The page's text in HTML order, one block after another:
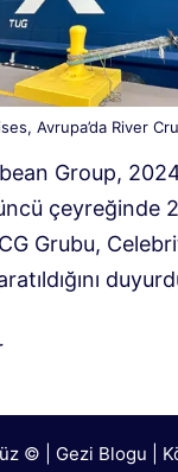
Avrupa’da River
Group,
çeyreğinde
Grubu,
© | Gezi Blogu |